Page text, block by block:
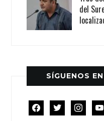
del
SÍGUENOS
facebooktwitter